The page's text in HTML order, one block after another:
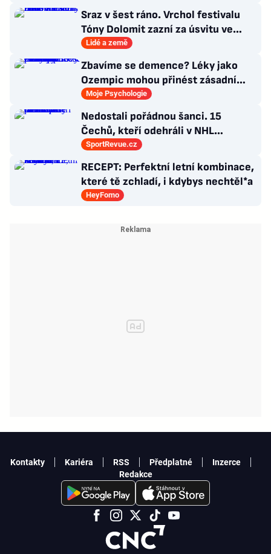
Sraz v šest ráno. Vrchol festivalu
Tóny Dolomit zazní za úsvitu ve
3000 metrech
Lidé a země
Zbavíme se demence? Léky jako
Ozempic mohou přinést zásadní
průlom v léčbě Alzheimerovy
choroby
Moje Psychologie
Nedostali pořádnou šanci. 15
Čechů, kteří odehráli v NHL
maximálně dva zápasy
SportRevue.cz
RECEPT: Perfektní letní kombinace,
které tě zchladí, i kdybys nechtěl*a
HeyFomo
Kontakty Kariéra RSS Předplatné
Inzerce
Redakce